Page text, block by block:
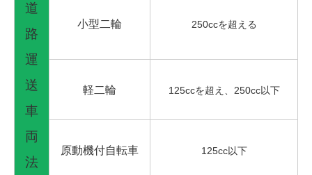
道
路
運
送
車
両
法
小型二輪 250ccを超える
軽二輪 125ccを超え、250cc以下
原動機付自転車 125cc以下